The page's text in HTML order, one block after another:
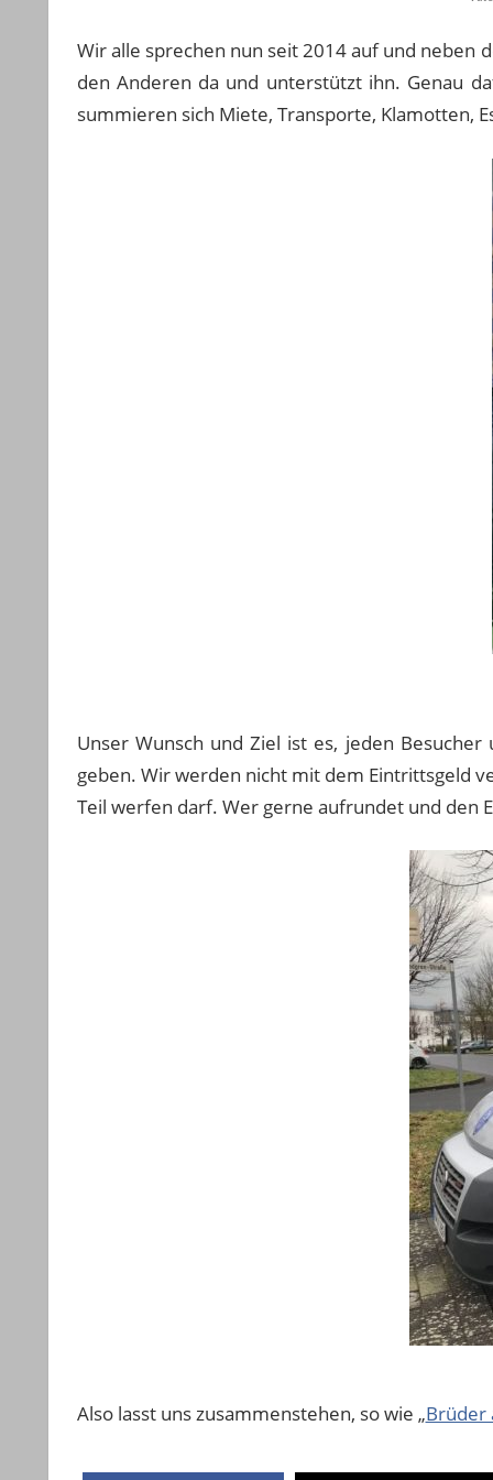
Wir alle sprechen nun seit 2014 auf und neben
den Anderen da und unterstützt ihn. Genau
summieren sich Miete, Transporte, Klamotten,
Unser Wunsch und Ziel ist es, jeden
geben. Wir werden nicht mit dem Eintrittsgeld
Teil werfen darf. Wer gerne aufrundet und den
Also lasst uns zusammenstehen, so wie „Brüder